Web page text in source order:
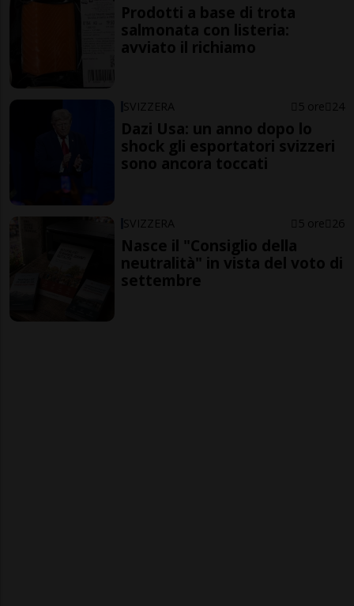
Prodotti a base di trota
salmonata con listeria:
avviato il richiamo
SVIZZERA 5 ore 24
Dazi Usa: un anno dopo lo
shock gli esportatori svizzeri
sono ancora toccati
SVIZZERA 5 ore 26
Nasce il "Consiglio della
neutralità" in vista del voto di
settembre